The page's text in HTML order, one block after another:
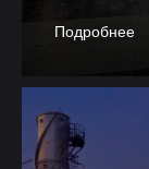
Подробнее